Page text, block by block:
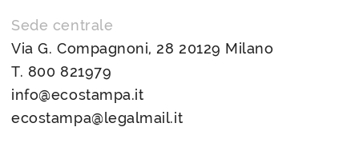
Sede centrale
Via G. Compagnoni, 28 20129 Milano
T. 800 821979
info@ecostampa.it
ecostampa@legalmail.it